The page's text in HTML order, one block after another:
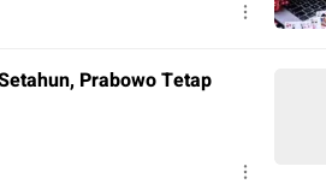
Prabowo Tetap